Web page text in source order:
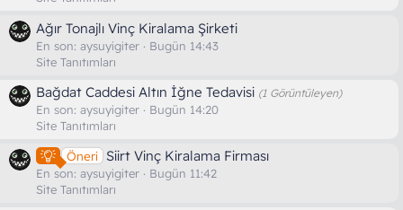
Ağır Tonajlı Vinç Kiralama Şirketi
En son: aysuyigiter
Bugün 14:43
Site Tanıtımları
Bağdat Caddesi Altın İğne Tedavisi (1 Görüntüleyen)
En son: aysuyigiter
Bugün 14:20
Site Tanıtımları
Öneri Siirt Vinç Kiralama Firması
En son: aysuyigiter
Bugün 11:42
Site Tanıtımları